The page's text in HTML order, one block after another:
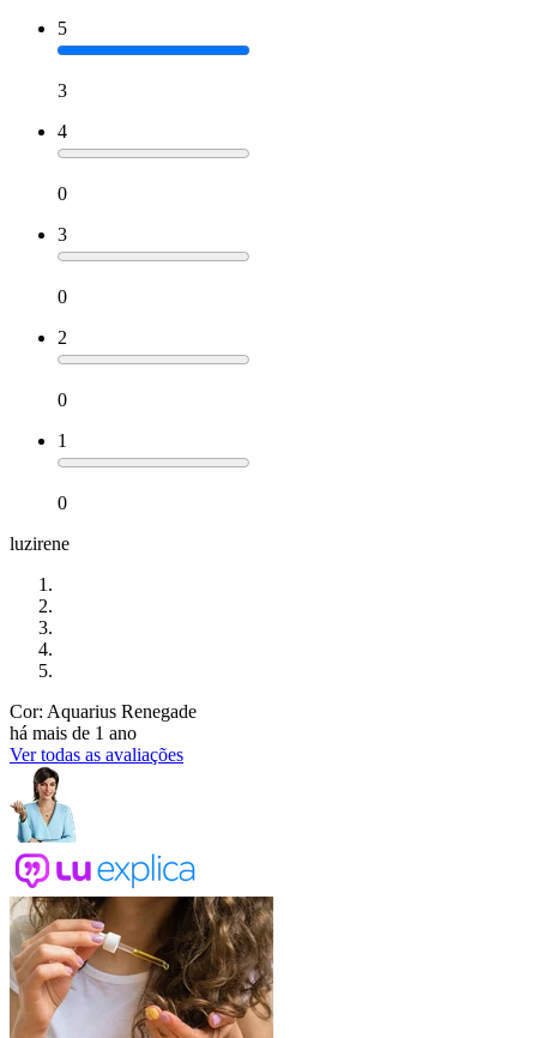
5
3
4
0
3
0
2
0
1
0
luzirene
Cor: Aquarius Renegade
há mais de 1 ano
Ver todas as avaliações